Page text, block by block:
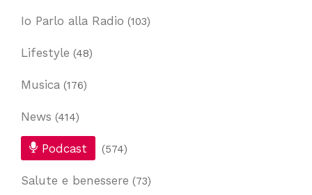
Io Parlo alla Radio (103)
Lifestyle (48)
Musica (176)
News (414)
Podcast (574)
Salute e benessere (73)